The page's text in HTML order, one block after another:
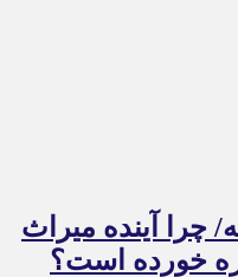
چرا آینده میراث
خورده است؟